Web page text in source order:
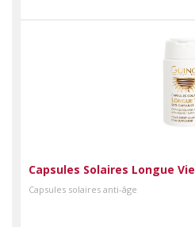
Capsules Solaires Longue Vie
Capsules solaires anti-âge